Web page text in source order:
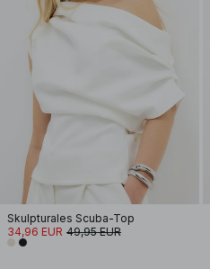
Skulpturales Scuba-Top
34,96 EUR 49,95 EUR